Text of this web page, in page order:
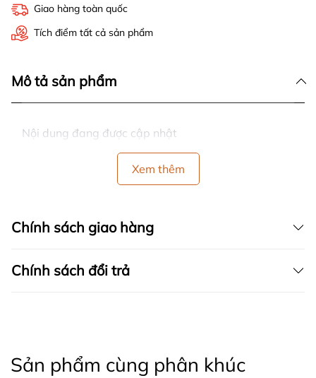
Giao hàng toàn quốc
Tích điểm tất cả sản phẩm
Mô tả sản phẩm
Nội dung đang được cập nhật
Xem thêm
Chính sách giao hàng
Chính sách đổi trả
Sản phẩm cùng phân khúc